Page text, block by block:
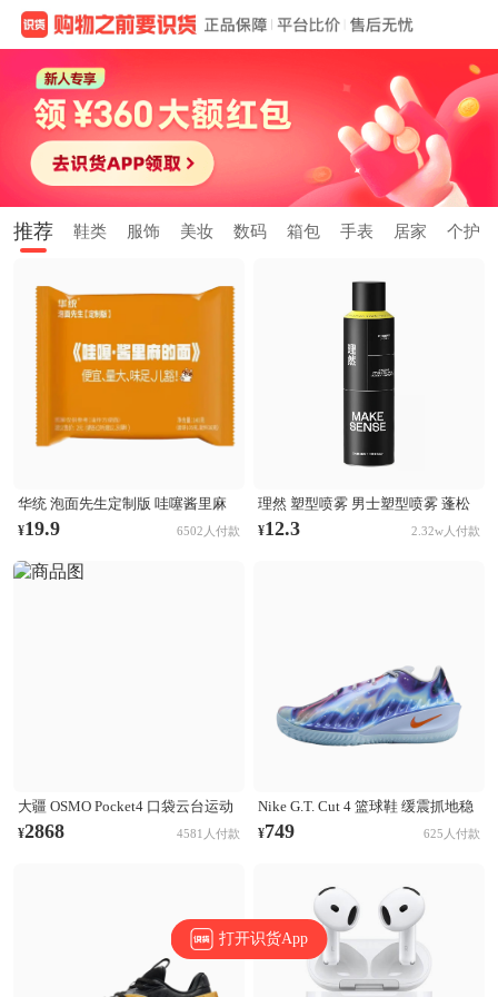
推荐 鞋类 服饰 美妆 数码 箱包 手表 居家 个护
华统 泡面先生定制版 哇噻酱里麻
的面 袋装
¥19.9 6502人付款
理然 塑型喷雾 男士塑型喷雾 蓬松
清爽自然持久立挺造型 木质香
¥12.3 2.32w人付款
大疆 OSMO Pocket4 口袋云台运动
相机 Activetrack 7.0智能跟随 14档
¥2868 4581人付款
Nike G.T. Cut 4 篮球鞋 缓震抓地稳
定抗扭支撑回弹 CHBL/黑色/醒目
¥749 625人付款
打开识货App